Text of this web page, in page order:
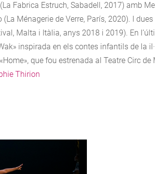
Fabrica Estruch, Sabadell, 2017) amb
Ménagerie de Verre, París, 2020). I
Malta i Itàlia, anys 2018 i 2019). En
inspirada en els contes infantils de la
que fou estrenada al Teatre Circ
Thirion